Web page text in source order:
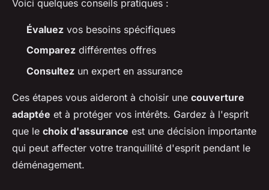
Voici quelques conseils pratiques :
Évaluez vos besoins spécifiques
Comparez différentes offres
Consultez un expert en assurance
Ces étapes vous aideront à choisir une couverture
adaptée et à protéger vos intérêts. Gardez à l'esprit
que le choix d'assurance est une décision importante
qui peut affecter votre tranquillité d'esprit pendant le
déménagement.